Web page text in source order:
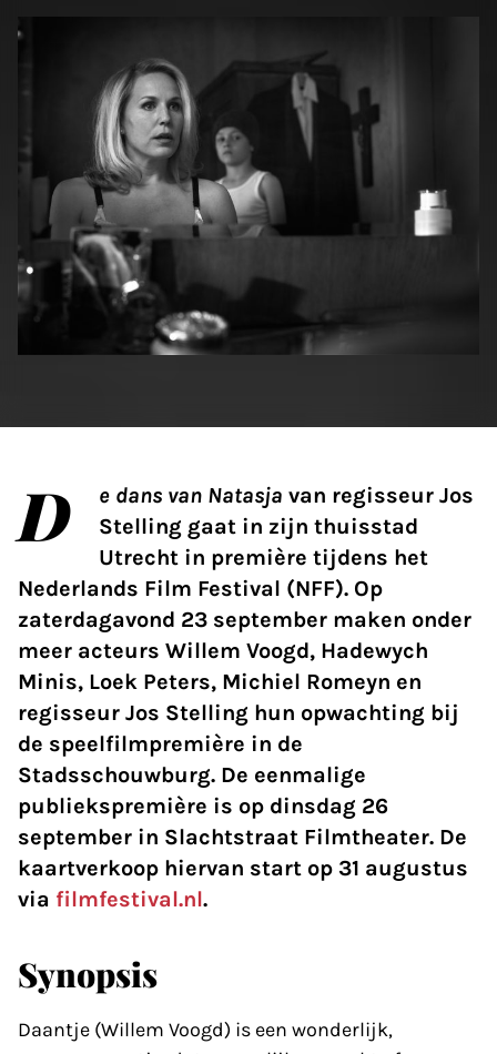
D e dans van Natasja van regisseur Jos
Stelling gaat in zijn thuisstad
Utrecht in première tijdens het
Nederlands Film Festival (NFF). Op
zaterdagavond 23 september maken onder
meer acteurs Willem Voogd, Hadewych
Minis, Loek Peters, Michiel Romeyn en
regisseur Jos Stelling hun opwachting bij
de speelfilmpremière in de
Stadsschouwburg. De eenmalige
publiekspremière is op dinsdag 26
september in Slachtstraat Filmtheater. De
kaartverkoop hiervan start op 31 augustus
via filmfestival.nl.
Synopsis
Daantje (Willem Voogd) is een wonderlijk,